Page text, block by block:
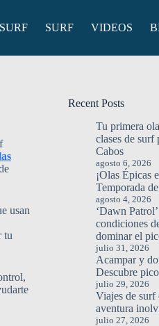
SURF VIDEOS
usan
tu
Recent Posts
Tu primera
clases de surf
Cabos
agosto 6, 2026
¡Olas Épicas
Temporada
agosto 4, 2026
‘Dawn
condiciones
dominar el
julio 31, 2026
Acampar y
Descubre
julio 29, 2026
Viajes de surf
aventura
julio 27, 2026